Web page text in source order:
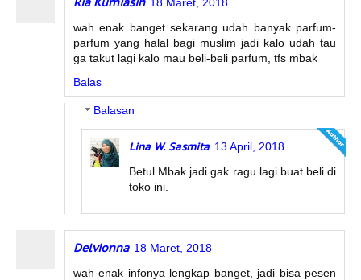
18 Maret, 2018
wah enak banget sekarang udah banyak parfum-
parfum yang halal bagi muslim jadi kalo udah tau
ga takut lagi kalo mau beli-beli parfum, tfs mbak
Balas
Balasan
Lina W. Sasmita 13 April, 2018
Betul Mbak jadi gak ragu lagi buat beli di
toko ini.
Delvionna 18 Maret, 2018
wah enak infonya lengkap banget, jadi bisa pesen